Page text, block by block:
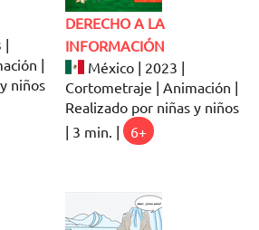
|
|
niños
DERECHO A LA
INFORMACIÓN
México | 2023 |
Cortometraje | Animación |
Realizado por niñas y niños
| 3 min. |
6+